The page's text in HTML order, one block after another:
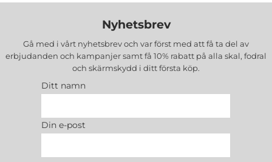
Nyhetsbrev
Gå med i vårt nyhetsbrev och var först med att få ta del av
erbjudanden och kampanjer samt få 10% rabatt på alla skal, fodral
och skärmskydd i ditt första köp.
Ditt namn
Din e-post